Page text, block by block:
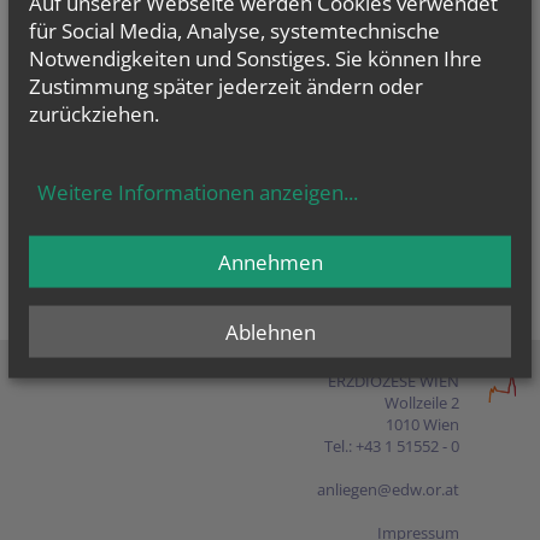
Presse
Shop
ERZDIÖZESE WIEN
Wollzeile 2
1010 Wien
Tel.: +43 1 51552 - 0
anliegen@edw.or.at
Impressum
für Social Media, Analyse, systemtechnische
Notwendigkeiten und Sonstiges. Sie können Ihre
Zustimmung später jederzeit ändern oder
zurückziehen.
Weitere Informationen anzeigen...
Ablehnen
Annehmen